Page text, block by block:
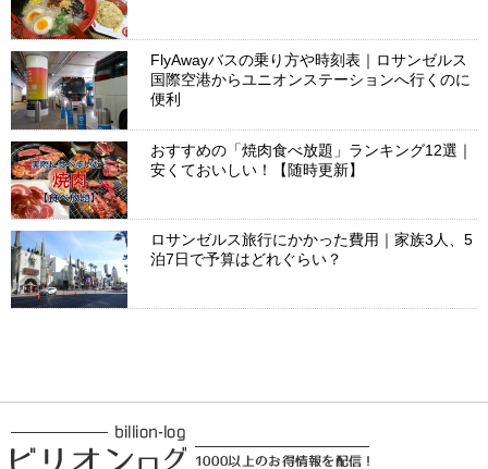
FlyAwayバスの乗り方や時刻表｜ロサンゼルス
国際空港からユニオンステーションへ行くのに
便利
おすすめの「焼肉食べ放題」ランキング12選｜
安くておいしい！【随時更新】
ロサンゼルス旅行にかかった費用｜家族3人、5
泊7日で予算はどれぐらい？